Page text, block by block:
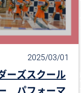
2025/03/01
ーズスクール
パフォーマ